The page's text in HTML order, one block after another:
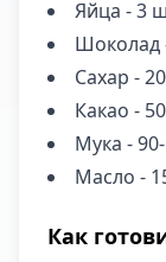
Яйца - 3
Шоколад
Сахар -
Какао -
Мука -
Масло -
Как